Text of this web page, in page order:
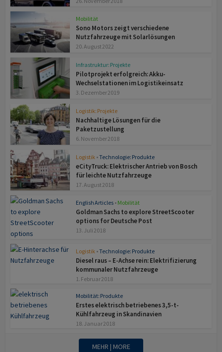
Mobilität
Sono Motors zeigt verschiedene
Nutzfahrzeuge mit Solarlösungen
20. August 2022
Infrastruktur: Projekte
Pilotprojekt erfolgreich: Akku-
Wechselstationen im Logistikeinsatz
3. Dezember 2019
Logistik: Projekte
Nachhaltige Lösungen für die
Paketzustellung
6. November 2018
Logistik •Technologie: Produkte
eCityTruck: Elektrischer Antrieb von Bosch
für leichte Nutzfahrzeuge
17. August 2018
English Articles • Mobilität
Goldman Sachs to explore StreetScooter
options for Deutsche Post
13. Juli 2018
Logistik •Technologie: Produkte
Diesel raus – E-Achse rein: Elektrifizierung
kommunaler Nutzfahrzeuge
1. Februar 2018
Mobilität: Produkte
Erstes elektrisch betriebenes 3,5-t-
Kühlfahrzeug in Skandinavien
18. Januar 2018
MEHR | MORE